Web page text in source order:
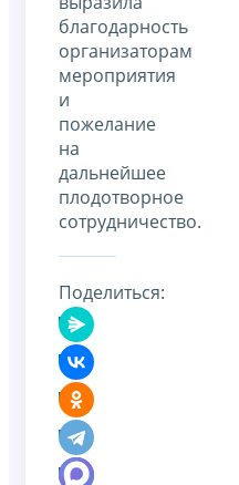
благодарность
организаторам
мероприятия
и
пожелание
на
дальнейшее
плодотворное
сотрудничество.
Поделиться: